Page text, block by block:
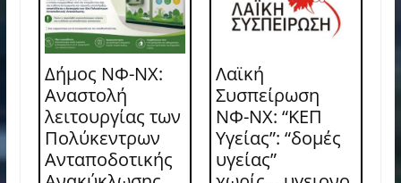
Δήμος ΝΦ-ΝΧ:
Αναστολή
λειτουργίας των
Πολύκεντρων
Ανταποδοτικής
Λαϊκή
Συσπείρωση
ΝΦ-ΝΧ: “ΚΕΠ
Υγείας”: “δομές
υγείας”